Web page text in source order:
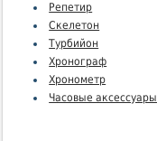
Репетир
Скелетон
Турбийон
Хронограф
Хронометр
Часовые аксессуары